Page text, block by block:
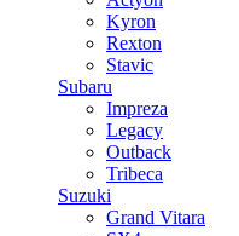
Kyron
Rexton
Stavic
Subaru
Impreza
Legacy
Outback
Tribeca
Suzuki
Grand Vitara